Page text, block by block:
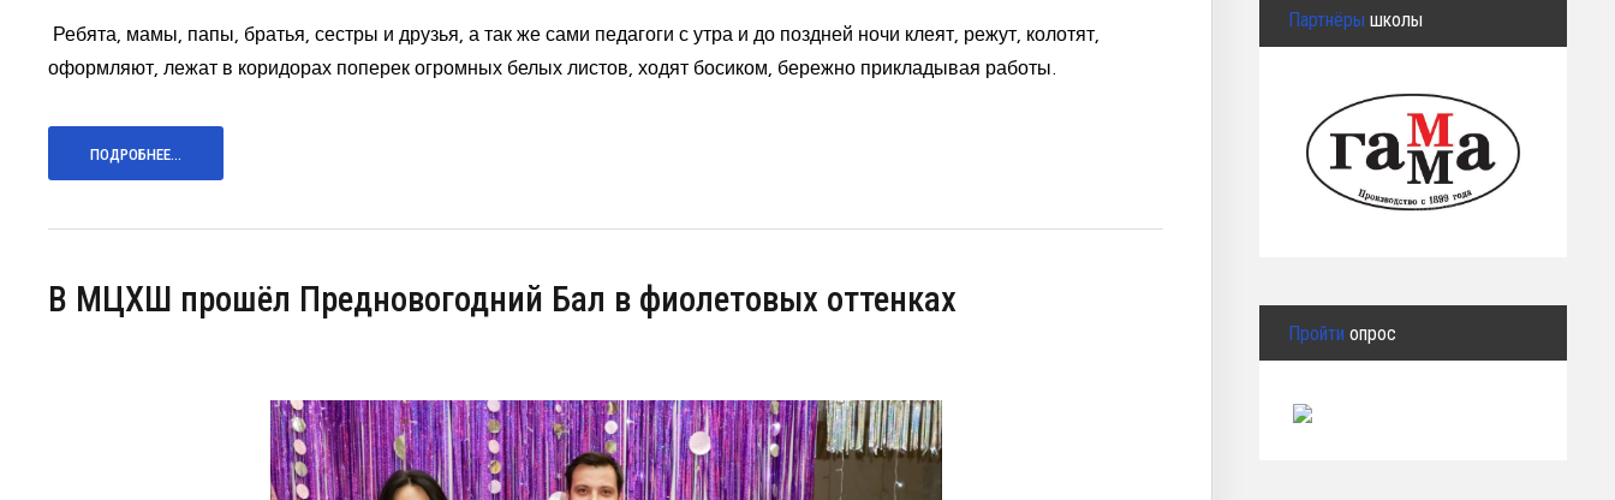
Ребята, мамы, папы, братья, сестры и друзья, а так же сами педагоги с утра и до поздней ночи клеят, режут, колотят,
оформляют, лежат в коридорах поперек огромных белых листов, ходят босиком, бережно прикладывая работы.
ПОДРОБНЕЕ...
В МЦХШ прошёл Предновогодний Бал в фиолетовых оттенках
Партнёры школы
Пройти опрос